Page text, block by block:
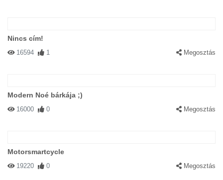
Nincs cím!
16594 1 Megosztás
Modern Noé bárkája ;)
16000 0 Megosztás
Motorsmartcycle
19220 0 Megosztás